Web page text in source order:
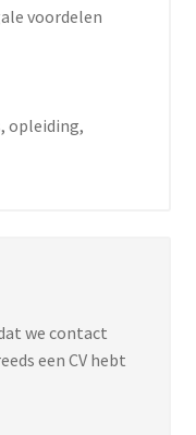
voordelen
opleiding,
we contact
een CV hebt